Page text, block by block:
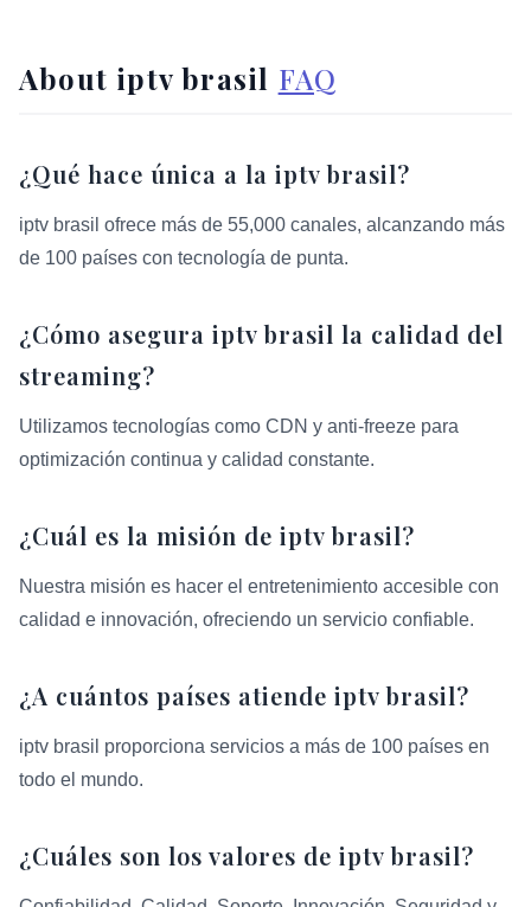
About iptv brasil FAQ
¿Qué hace única a la iptv brasil?
iptv brasil ofrece más de 55,000 canales, alcanzando más
de 100 países con tecnología de punta.
¿Cómo asegura iptv brasil la calidad del
streaming?
Utilizamos tecnologías como CDN y anti-freeze para
optimización continua y calidad constante.
¿Cuál es la misión de iptv brasil?
Nuestra misión es hacer el entretenimiento accesible con
calidad e innovación, ofreciendo un servicio confiable.
¿A cuántos países atiende iptv brasil?
iptv brasil proporciona servicios a más de 100 países en
todo el mundo.
¿Cuáles son los valores de iptv brasil?